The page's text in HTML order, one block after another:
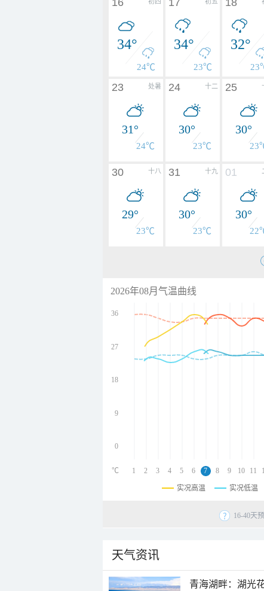
16
34°
24℃
17
34°
23℃
18
32°
处暑
23
31°
24℃
十二
24
30°
23℃
25
30°
十八
30
29°
23℃
十九
31
30°
23℃
01
30°
2026年08月气温曲线
36
27
18
9
0
1 2 3 4 5 6 7 8 9 10 11
℃
实况高温 实况低温
16-40天
天气资讯
青海湖畔：湖光